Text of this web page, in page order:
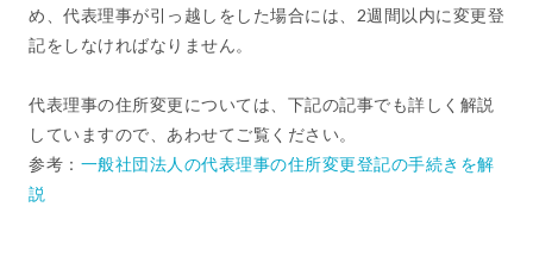
め、代表理事が引っ越しをした場合には、2週間以内に変更登
記をしなければなりません。
代表理事の住所変更については、下記の記事でも詳しく解説
していますので、あわせてご覧ください。
参考： 一般社団法人の代表理事の住所変更登記の手続きを解
説